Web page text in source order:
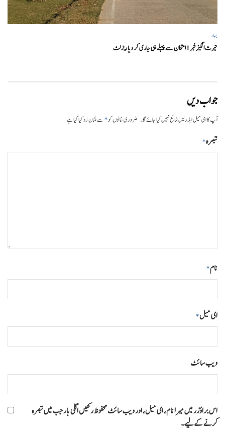
بہار
حیرت انگیزخبر ! امتحان سے پہلے ہی جاری کر دیا ریزلٹ
جواب دیں
آپ کا ای میل ایڈریس شائع نہیں کیا جائے گا۔ ضروری خانوں کو*سے نشان زد کیا گیا ہے
تبصرہ*
نام*
ای میل*
ویب‌ سائٹ
اس براؤزر میں میرا نام، ای میل، اور ویب سائٹ محفوظ رکھیں اگلی بار جب میں تبصرہ
کرنے کےلیے۔